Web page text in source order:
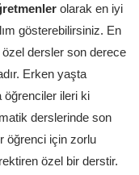
olarak en iyi
gösterebilirsiniz. En
dersler son derece
Erken yaşta
öğrenciler ileri ki
derslerinde son
öğrenci için zorlu
özel bir derstir.